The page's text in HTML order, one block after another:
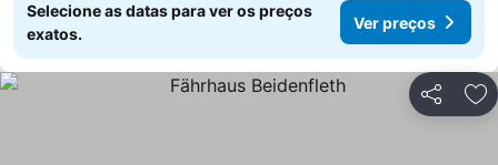
Selecione as datas para ver os preços
exatos.
Ver preços
Partilhar